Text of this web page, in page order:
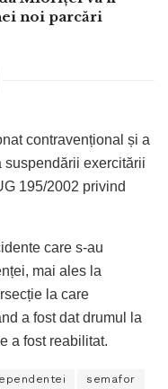
noi parcări
contravențional și a
suspendării exercitării
195/2002 privind
care s-au
mai ales la
la care
a fost dat drumul la
a fost reabilitat.
semafor